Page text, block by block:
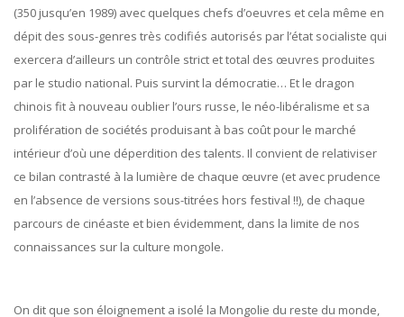
(350 jusqu’en 1989) avec quelques chefs d’oeuvres et cela même en
dépit des sous-genres très codifiés autorisés par l’état socialiste qui
exercera d’ailleurs un contrôle strict et total des œuvres produites
par le studio national. Puis survint la démocratie… Et le dragon
chinois fit à nouveau oublier l’ours russe, le néo-libéralisme et sa
prolifération de sociétés produisant à bas coût pour le marché
intérieur d’où une déperdition des talents. Il convient de relativiser
ce bilan contrasté à la lumière de chaque œuvre (et avec prudence
en l’absence de versions sous-titrées hors festival !!), de chaque
parcours de cinéaste et bien évidemment, dans la limite de nos
connaissances sur la culture mongole.
On dit que son éloignement a isolé la Mongolie du reste du monde,